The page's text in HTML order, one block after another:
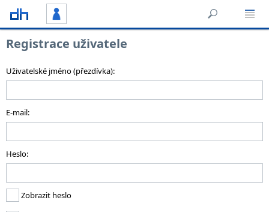
Registrace uživatele
Uživatelské jméno (přezdívka):
E-mail:
Heslo:
Zobrazit heslo